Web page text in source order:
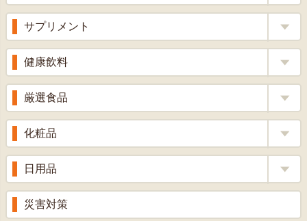
くろ酢
りんご酢
ざくろ酢
梅酢
風邪薬
胃腸薬
整腸薬
解熱鎮痛剤
滋養強壮
消炎鎮痛剤
サプリメント
ウコン
乳酸菌
ローヤルゼリー
牡蠣エキス
プラセンタ
健康飲料
健康茶
漢方茶
青汁・豆乳
甘酒
健康ドリンク
厳選食品
もち麦・十六穀米
生姜
丼の素
のど飴
化粧品
美容品
スキンクリーム＆美容パック
ウオッシュ＆ソープ
日用品
入浴剤
災害対策